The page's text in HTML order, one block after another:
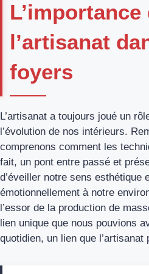
L’importance
l’artisanat
foyers
L’artisanat a toujours joué un
l’évolution de nos intérieurs.
comprenons comment les
fait, un pont entre passé et
d’éveiller notre sens esthétique
émotionnellement à notre
l’essor de la production de
lien unique que nous pouvions
quotidien, un lien que l’artisanat